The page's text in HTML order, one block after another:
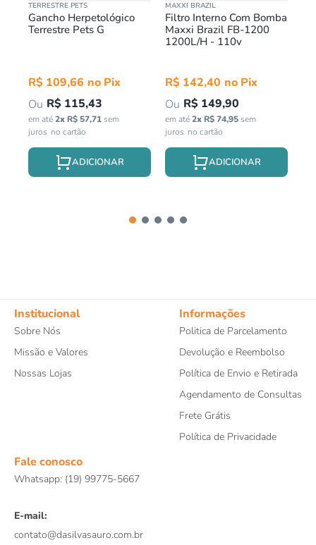
TERRESTRE PETS
Gancho Herpetológico
Terrestre Pets G
R$ 109,66
R$ 115,43
em até2x R$57,71sem
juros
MAXXI BRAZIL
Filtro Interno Com Bomba
Maxxi Brazil FB-1200
1200L/H - 110v
R$ 142,40
R$ 149,90
em até2x R$74,95sem
juros
Institucional
Sobre Nós
Missão e Valores
Nossas Lojas
Informações
Politica de Parcelamento
Devolução e Reembolso
Política de Envio e Retirada
Agendamento de Consultas
Frete Grátis
Política de Privacidade
Fale conosco
Whatsapp: (19) 99775-5667
E-mail:
contato@dasilvasauro.com.br